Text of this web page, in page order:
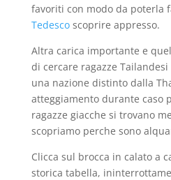
favoriti con modo da poterla
Tedescoscoprire appresso.
Altra carica importante e
di cercare ragazze
una nazione distinto dalla
atteggiamento durante caso
ragazze giacche si trovano
scopriamo perche sono
Clicca sul brocca in calato a
storica tabella,